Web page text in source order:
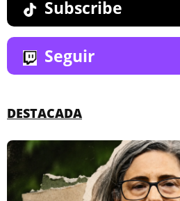
Subscribe
Seguir
DESTACADA